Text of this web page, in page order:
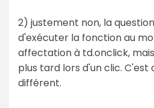
2) justement non, la
d'exécuter la fonction au
affectation à td.onclick,
plus tard lors d'un clic.
différent.